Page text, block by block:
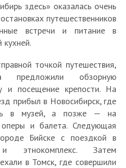
здесь» оказалась очень
путешественников
встречи и питание в
кухней.
точкой путешествия,
предложили обзорную
и посещение крепости. На
прибыл в Новосибирск, где
в музей, а позже — на
и балета. Следующая
Бийске с поездкой в
и этнокомплекс. Затем
в Томск, где совершили